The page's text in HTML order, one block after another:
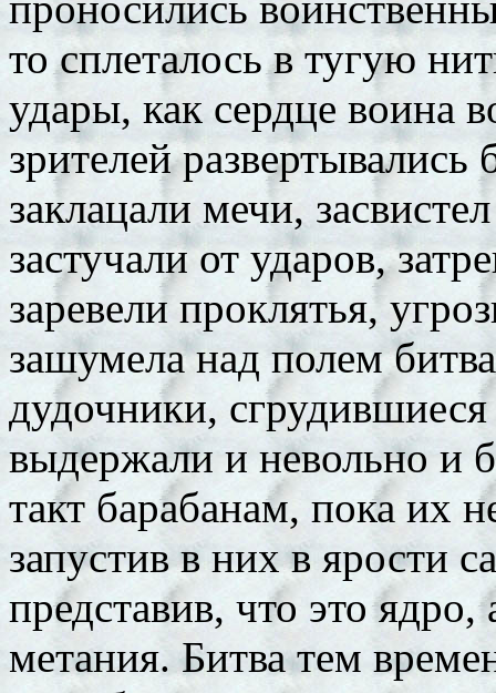
то сплеталось в тугую
удары, как сердце воина
зрителей
заклацали мечи,
застучали от ударов,
заревели проклятья,
зашумела над полем
дудочники, сгрудившиеся
выдержали и невольно и
такт барабанам, пока их
запустив в них в ярости
представив, что это
метания. Битва тем